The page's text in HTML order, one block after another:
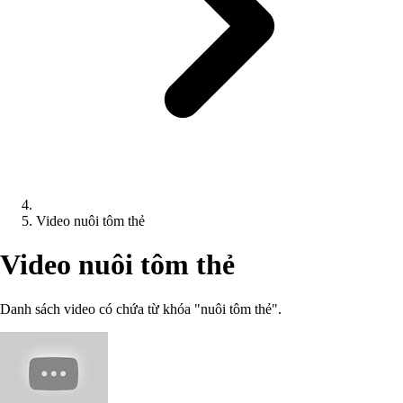
Video nuôi tôm thẻ
Video nuôi tôm thẻ
Danh sách video có chứa từ khóa "nuôi tôm thẻ".